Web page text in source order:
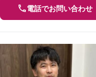
電話でお問い合わせ